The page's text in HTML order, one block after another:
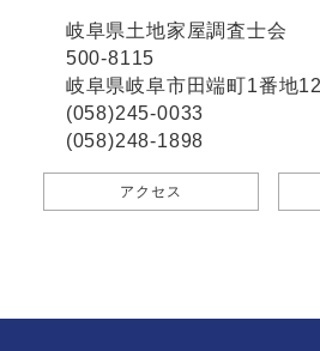
岐阜県土地家屋調査士会
500-8115
岐阜県岐阜市田端町1番地12
(058)245-0033
(058)248-1898
アクセス